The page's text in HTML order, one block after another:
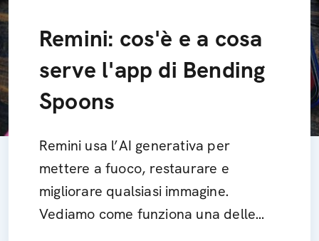
Remini: cos'è e a cosa
serve l'app di Bending
Spoons
Remini usa l’AI generativa per
mettere a fuoco, restaurare e
migliorare qualsiasi immagine.
Vediamo come funziona una delle